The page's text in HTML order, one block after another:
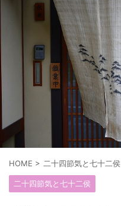
HOME > 二十四節気と七十二侯
二十四節気と七十二侯